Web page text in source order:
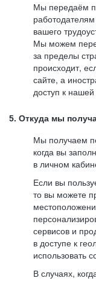
Мы передаём
вашего
Мы можем
за пределы
происходит,
сайте, а
доступ к
5. Откуда мы
Мы получаем
когда вы
в личном
Если вы
то вы можете
сервисов и
в доступе к
использовать
В случаях,